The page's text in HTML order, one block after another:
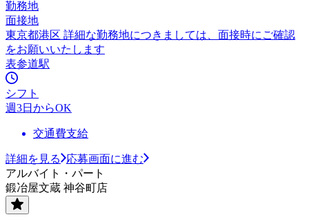
勤務地
面接地
東京都港区 詳細な勤務地につきましては、面接時にご確認
をお願いいたします
表参道駅
シフト
週3日からOK
交通費支給
詳細を見る
応募画面に進む
アルバイト・パート
鍛冶屋文蔵 神谷町店